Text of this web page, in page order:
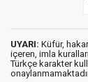
UYARI: Küfür,
içeren, imla
Türkçe karakter